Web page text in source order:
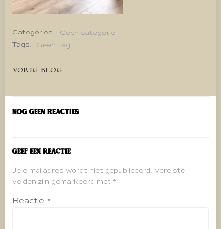
Categories:
Geen categorie
Tags:
Geen tag
Bericht
navigatie
VORIG BLOG
Nog geen reacties
Geef een reactie
Je e-mailadres wordt niet gepubliceerd. Vereiste
velden zijn gemarkeerd met *
Reactie *